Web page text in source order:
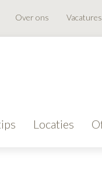
Vacatures
Over ons
Locaties